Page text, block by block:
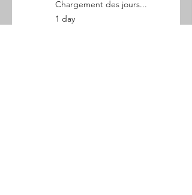
Chargement des jours...
1 day